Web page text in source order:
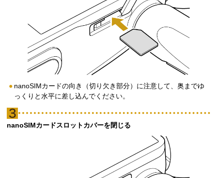
nanoSIMカードの向き（切り欠き部分）に注意して、奥までゆ
っくりと水平に差し込んでください。
nanoSIMカードスロットカバーを閉じる